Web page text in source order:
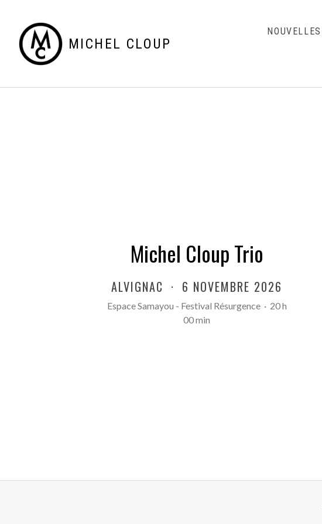
MICHEL CLOUP
NOUVELLES
Michel Cloup Trio
ALVIGNAC · 6 NOVEMBRE 2026
Espace Samayou - Festival Résurgence · 20 h
00 min